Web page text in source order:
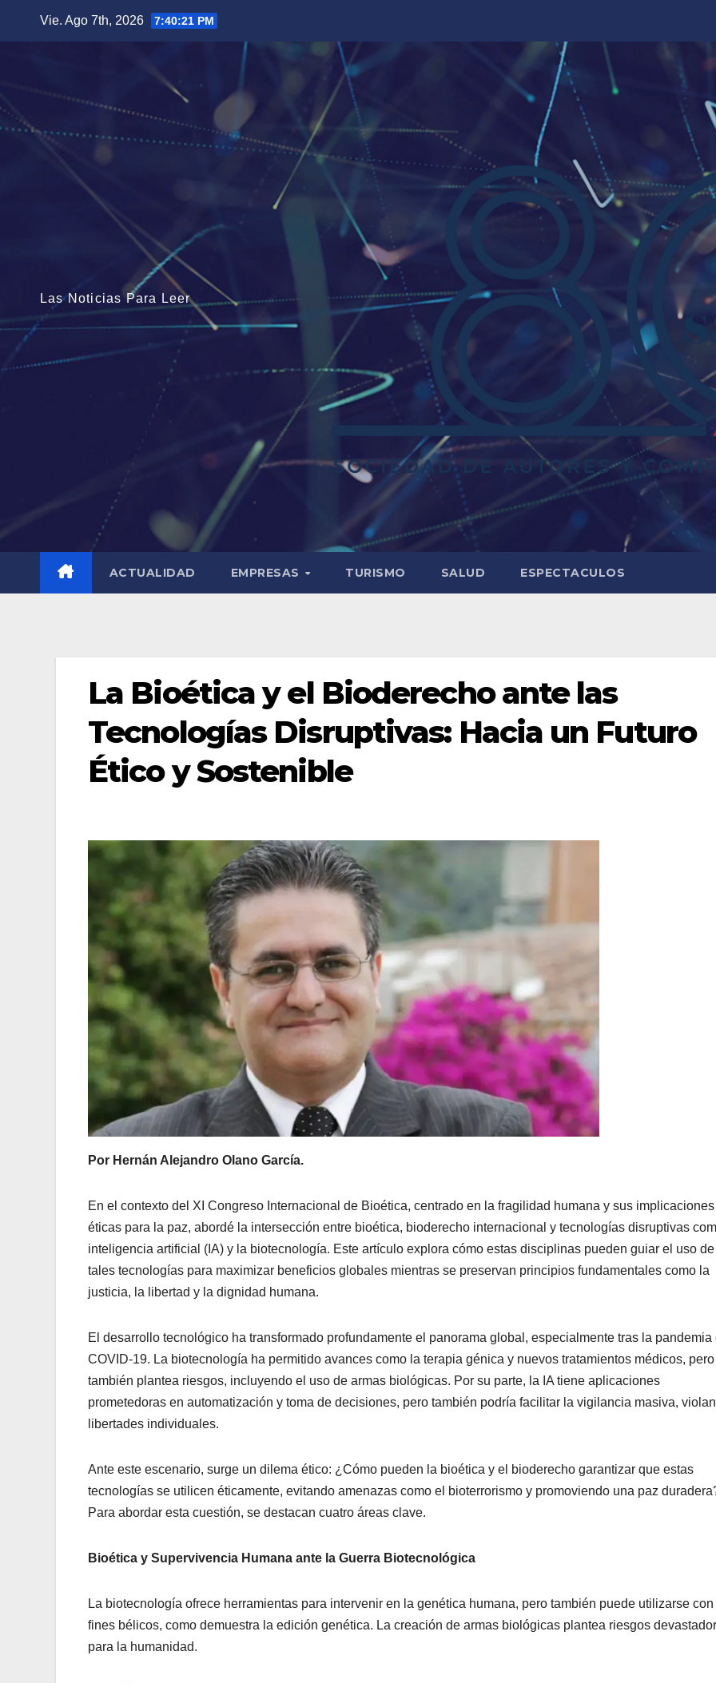
Vie. Ago 7th, 2026 7:40:23 PM
Las Noticias Para Leer
ACTUALIDAD EMPRESAS TURISMO SALUD ESPECTACULOS
La Bioética y el Bioderecho ante las
Tecnologías Disruptivas: Hacia un Futuro
Ético y Sostenible
Por Hernán Alejandro Olano García.
En el contexto del XI Congreso Internacional de Bioética, centrado en la fragilidad humana y sus implicaciones
éticas para la paz, abordé la intersección entre bioética, bioderecho internacional y tecnologías disruptivas
inteligencia artificial (IA) y la biotecnología. Este artículo explora cómo estas disciplinas pueden guiar el uso de
tales tecnologías para maximizar beneficios globales mientras se preservan principios fundamentales como la
justicia, la libertad y la dignidad humana.
El desarrollo tecnológico ha transformado profundamente el panorama global, especialmente tras la pandemia
COVID-19. La biotecnología ha permitido avances como la terapia génica y nuevos tratamientos médicos, pero
también plantea riesgos, incluyendo el uso de armas biológicas. Por su parte, la IA tiene aplicaciones
prometedoras en automatización y toma de decisiones, pero también podría facilitar la vigilancia masiva,
libertades individuales.
Ante este escenario, surge un dilema ético: ¿Cómo pueden la bioética y el bioderecho garantizar que estas
tecnologías se utilicen éticamente, evitando amenazas como el bioterrorismo y promoviendo una paz
Para abordar esta cuestión, se destacan cuatro áreas clave.
Bioética y Supervivencia Humana ante la Guerra Biotecnológica
La biotecnología ofrece herramientas para intervenir en la genética humana, pero también puede utilizarse con
fines bélicos, como demuestra la edición genética. La creación de armas biológicas plantea riesgos
para la humanidad.